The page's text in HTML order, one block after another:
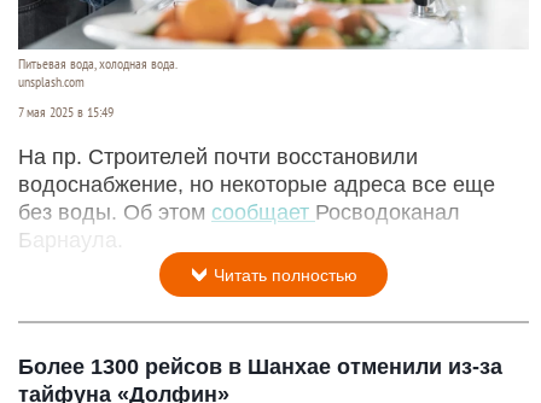
Питьевая вода, холодная вода.
unsplash.com
7 мая 2025 в 15:49
На пр. Строителей почти восстановили
водоснабжение, но некоторые адреса все еще
без воды. Об этом сообщает Росводоканал
Барнаула.
Читать полностью
Более 1300 рейсов в Шанхае отменили из-за
тайфуна «Долфин»